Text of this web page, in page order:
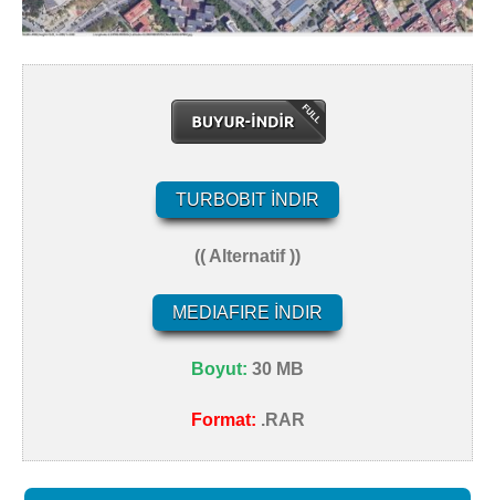
TURBOBIT İNDIR
(( Alternatif ))
MEDIAFIRE İNDIR
Boyut: 30 MB
Format: .RAR